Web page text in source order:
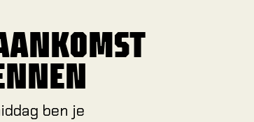
ben je